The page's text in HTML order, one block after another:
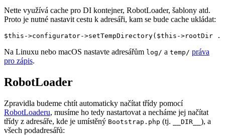
Nette využívá cache pro DI kontejner, RobotLoader, šablony atd.
Proto je nutné nastavit cestu k adresáři, kam se bude cache ukládat:
Na Linuxu nebo macOS nastavte adresářům log/ a temp/ práva
pro zápis.
RobotLoader
Zpravidla budeme chtít automaticky načítat třídy pomocí
RobotLoaderu, musíme ho tedy nastartovat a necháme jej načítat
třídy z adresáře, kde je umístěný Bootstrap.php (tj. __DIR__ ), a
všech podadresářů: